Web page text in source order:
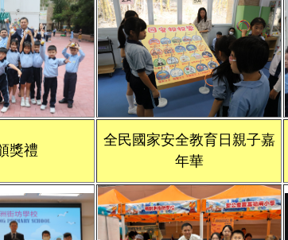
獎禮
全民國家安全教育日親子嘉
年華